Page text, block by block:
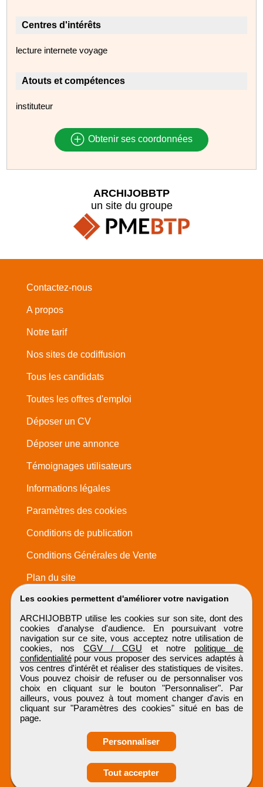
Obtenir ses
coordonnées
Centres d'intérêts
lecture internete voyage
Atouts et compétences
instituteur
Obtenir ses coordonnées
Les cookies permettent d'améliorer votre navigation
ARCHIJOBBTP utilise les cookies sur son site, dont des
cookies d'analyse d'audience. En poursuivant votre
navigation sur ce site, vous acceptez notre utilisation de
cookies, nos CGV / CGU et notre politique de
confidentialitépour vous proposer des services adaptés à
vos centres d'intérêt et réaliser des statistiques de visites.
Vous pouvez choisir de refuser ou de personnaliser vos
choix en cliquant sur le bouton "Personnaliser". Par
ailleurs, vous pouvez à tout moment changer d'avis en
cliquant sur "Paramètres des cookies" situé en bas de
page.
Personnaliser
Tout accepter
ARCHIJOBBTP
un site du groupe
Contactez-nous
A propos
Notre tarif
Nos sites de codiffusion
Tous les candidats
Toutes les offres d'emploi
Déposer un CV
Déposer une annonce
Témoignages utilisateurs
Informations légales
Paramètres des cookies
Conditions de publication
Conditions Générales de Vente
Plan du site
ARCHIJOBBTP